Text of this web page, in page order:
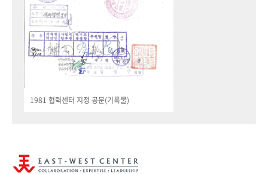
1981 협력센터 지정 공문(기록물)